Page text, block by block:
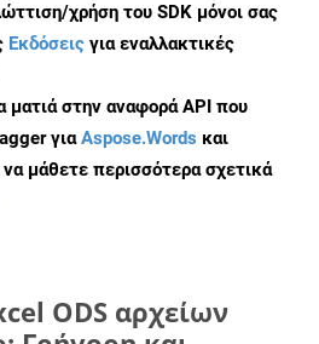
χρήση του SDK μόνοι σας
Εκδόσεις για εναλλακτικές
ματιά στην αναφορά API που
γιαAspose.Words και
να μάθετε περισσότερα σχετικά
ODS αρχείων